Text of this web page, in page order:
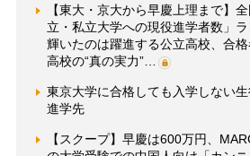
【東大・京大から早慶上理まで】
立・私立大学への現役進学者数」
輝いたのは躍進する公立高校、合
高校の“真の実力”…
東京大学に合格しても入学しない
進学先
【スクープ】早慶は600万円、